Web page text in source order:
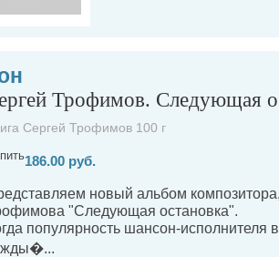
Трофимов. Следующая
Сергей Трофимов 100 г
186.00 руб.
новый альбом
"Следующая остановка".
популярность шансон-исполнителя